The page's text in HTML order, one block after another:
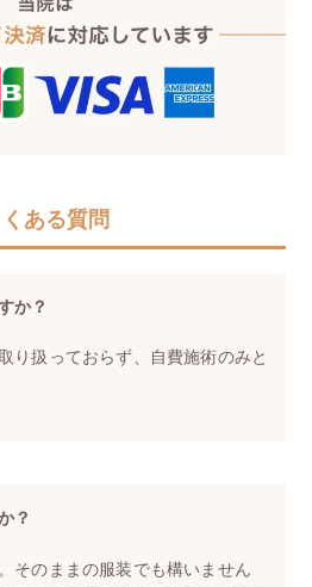
ある質問
か？
り扱っておらず、自費施術のみと
？
そのままの服装でも構いません